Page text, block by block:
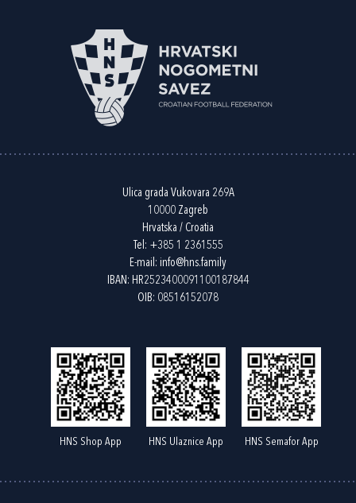
Ulica grada Vukovara 269A
10000 Zagreb
Hrvatska / Croatia
Tel: +385 1 2361555
E-mail: info@hns.family
IBAN: HR2523400091100187844
OIB: 08516152078
HNS Shop App HNS Ulaznice App HNS Semafor App